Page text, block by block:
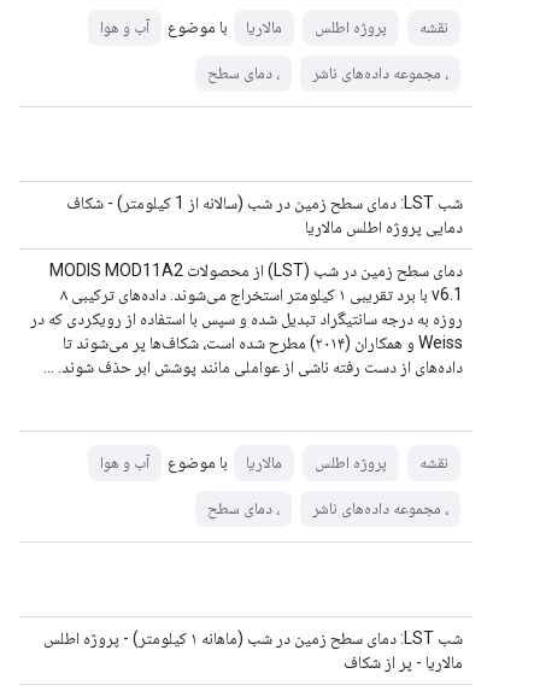
نقشه پروژه اطلس مالاریا با موضوع آب و هوا
، مجموعه داده‌های ناشر ، دمای سطح
شب LST: دمای سطح زمین در شب (سالانه از 1 کیلومتر) - شکاف
دمایی پروژه اطلس مالاریا
دمای سطح زمین در شب (LST) از محصولات MODIS MOD11A2
v6.1 با برد تقریبی ۱ کیلومتر استخراج می‌شوند. داده‌های ترکیبی ۸
روزه به درجه سانتیگراد تبدیل شده و سپس با استفاده از رویکردی که در
Weiss و همکاران (۲۰۱۴) مطرح شده است، شکاف‌ها پر می‌شوند تا
داده‌های از دست رفته ناشی از عواملی مانند پوشش ابر حذف شوند. ...
نقشه پروژه اطلس مالاریا با موضوع آب و هوا
، مجموعه داده‌های ناشر ، دمای سطح
شب LST: دمای سطح زمین در شب (ماهانه ۱ کیلومتر) - پروژه اطلس
مالاریا - پر از شکاف